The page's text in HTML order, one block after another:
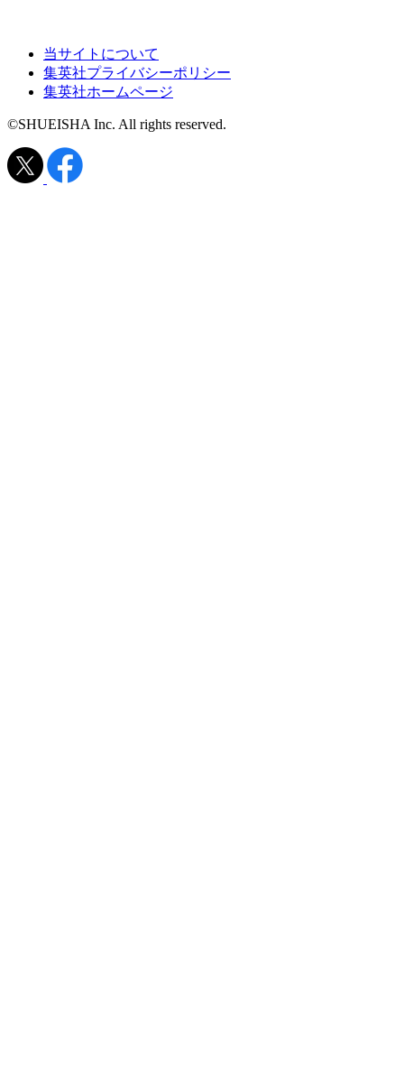
当サイトについて
集英社プライバシーポリシー
集英社ホームページ
©SHUEISHA Inc. All rights reserved.